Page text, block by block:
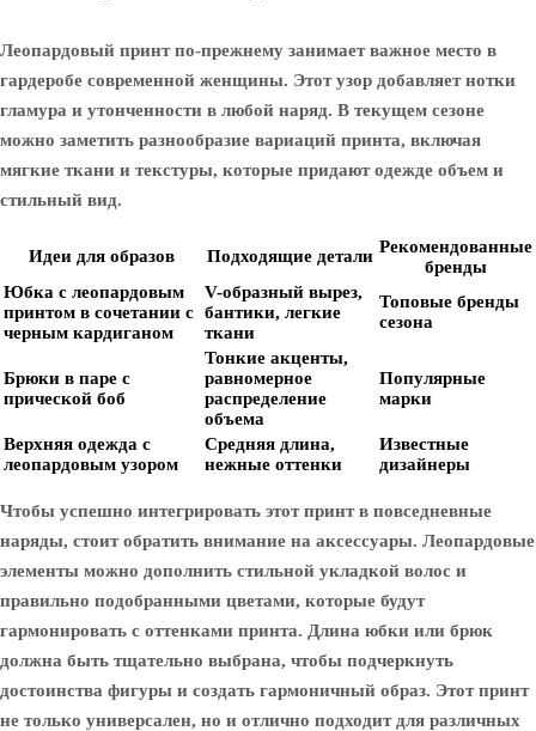
Леопардовый принт по-прежнему занимает важное место в
гардеробе современной женщины. Этот узор добавляет нотки
гламура и утонченности в любой наряд. В текущем сезоне
можно заметить разнообразие вариаций принта, включая
мягкие ткани и текстуры, которые придают одежде объем и
стильный вид.
Идеи для образов Подходящие детали Рекомендованные
бренды
Юбка с леопардовым
принтом в сочетании с
черным кардиганом
V-образный вырез,
бантики, легкие
ткани
Топовые бренды
сезона
Брюки в паре с
прической боб
Тонкие акценты,
равномерное
распределение
объема
Популярные
марки
Верхняя одежда с
леопардовым узором
Средняя длина,
нежные оттенки
Известные
дизайнеры
Чтобы успешно интегрировать этот принт в повседневные
наряды, стоит обратить внимание на аксессуары. Леопардовые
элементы можно дополнить стильной укладкой волос и
правильно подобранными цветами, которые будут
гармонировать с оттенками принта. Длина юбки или брюк
должна быть тщательно выбрана, чтобы подчеркнуть
достоинства фигуры и создать гармоничный образ. Этот принт
не только универсален, но и отлично подходит для различных